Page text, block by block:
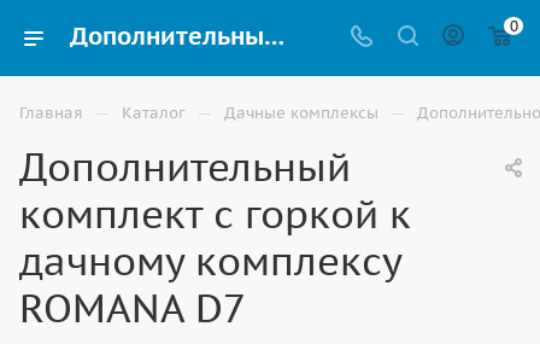
Дополнительный комплект с горкой к дачному комплексу ROMANA D7 для детских дачных спортивных комплексов на улицу купить в Элисте 0
Главная — Каталог — Дачные комплексы —
Дополнительный
комплект с горкой к
дачному комплексу
ROMANA D7